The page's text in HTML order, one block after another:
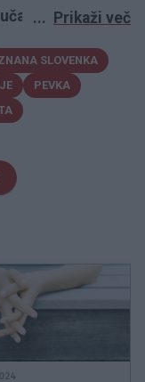
... Prikaži več
Markež2x,
,Ranko
Mate Dolenc
,
,Lado Bizovičar
,Oprah
Tadej Toš
SLOVENKA
PEVKA